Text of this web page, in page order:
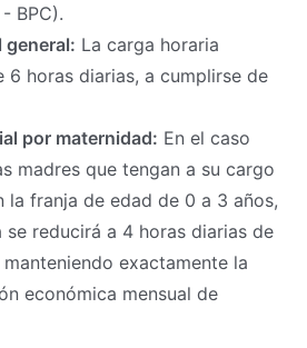
BPC).
general: La carga horaria
6 horas diarias, a cumplirse de
por maternidad: En el caso
madres que tengan a su cargo
la franja de edad de 0 a 3 años,
se reducirá a 4 horas diarias de
manteniendo exactamente la
económica mensual de